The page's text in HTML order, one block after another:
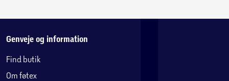
Genveje og information
Find butik
Om føtex